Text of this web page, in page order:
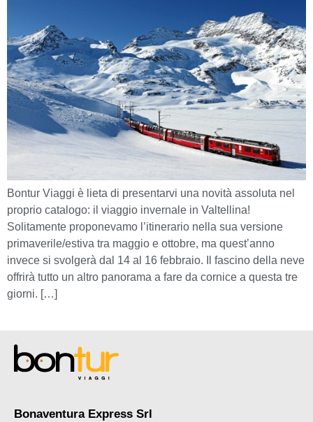
Bontur Viaggi è lieta di presentarvi una novità assoluta nel
proprio catalogo: il viaggio invernale in Valtellina!
Solitamente proponevamo l’itinerario nella sua versione
primaverile/estiva tra maggio e ottobre, ma quest’anno
invece si svolgerà dal 14 al 16 febbraio. Il fascino della neve
offrirà tutto un altro panorama a fare da cornice a questa tre
giorni. […]
Bonaventura Express Srl